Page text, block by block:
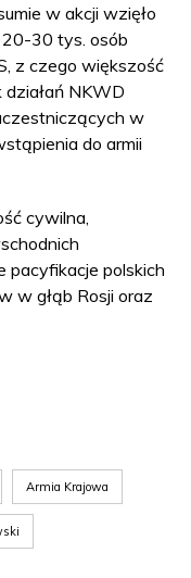
w akcji wzięło
20-30 tys. osób
z czego większość
działań NKWD
w
do armii
cywilna,
pacyfikacje polskich
w głąb Rosji oraz
Armia Krajowa